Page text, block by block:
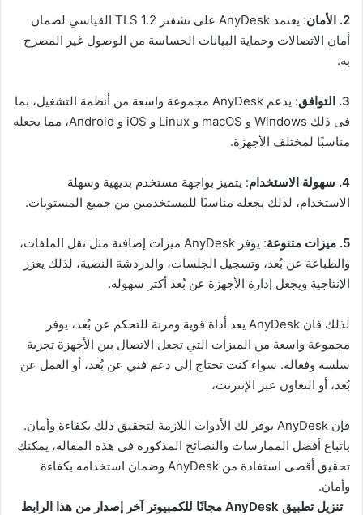
2. الأمان
: يعتمد AnyDesk على تشفىر TLS 1.2 القياسي لضمان
أمان الاتصالات وحماية البيانات الحساسة من الوصول غير المصرح
به.
3. التوافق
: يدعم AnyDesk مجموعة واسعة من أنظمة التشغيل، بما
فى ذلك Windows و macOS و Linux و iOS و Android، مما يجعله
مناسبًا لمختلف الأجهزة.
4. سهولة الاستخدام
: يتميز بواجهة مستخدم بديهية وسهلة
الاستخدام، لذلك يجعله مناسبًا للمستخدمين من جميع المستويات.
5. ميزات متنوعة
: يوفر AnyDesk ميزات إضافىة مثل نقل الملفات،
والطباعة عن بُعد، وتسجيل الجلسات، والدردشة النصية، لذلك يعزز
الإنتاجية ويجعل إدارة الأجهزة عن بُعد أكثر سهوله.
لذلك فان AnyDesk يعد أداة قوية ومرنة للتحكم عن بُعد، يوفر
مجموعة واسعة من الميزات التي تجعل الاتصال بين الأجهزة تجربة
سلسة وفعالة. سواء كنت تحتاج إلى دعم فني عن بُعد، أو العمل عن
بُعد، أو التعاون عبر الإنترنت،
فإن AnyDesk يوفر لك الأدوات اللازمة لتحقيق ذلك بكفاءة وأمان.
باتباع أفضل الممارسات والنصائح المذكورة فى هذه المقالة، يمكنك
تحقيق أقصى استفادة من AnyDesk وضمان استخدامه بكفاءة
وأمان.
تنزيل تطبيق AnyDesk مجانًا للكمبيوتر آخر إصدار من هذا الرابط